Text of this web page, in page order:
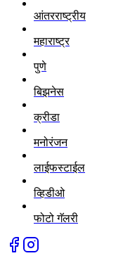
आंतरराष्ट्रीय
महाराष्ट्र
पुणे
बिझनेस
क्रीडा
मनोरंजन
लाईफस्टाईल
व्हिडीओ
फोटो गॅलरी